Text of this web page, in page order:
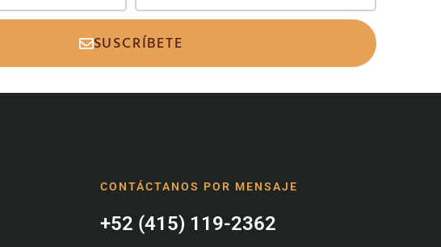
SUSCRÍBETE
CONTÁCTANOS POR MENSAJE
+52 (415) 119-2362